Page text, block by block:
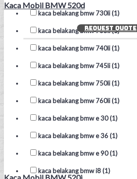
kaca belakang bmw 730li (1)
kaca belakang bmw 735li (1)
kaca belakang bmw 740li (1)
kaca belakang bmw 745li (1)
kaca belakang bmw 750li (1)
kaca belakang bmw 760li (1)
kaca belakang bmw e 30 (1)
kaca belakang bmw e 36 (1)
kaca belakang bmw e 90 (1)
kaca belakang bmw i8 (1)
Kaca Mobil BMW 520d
REQUEST QUOTE